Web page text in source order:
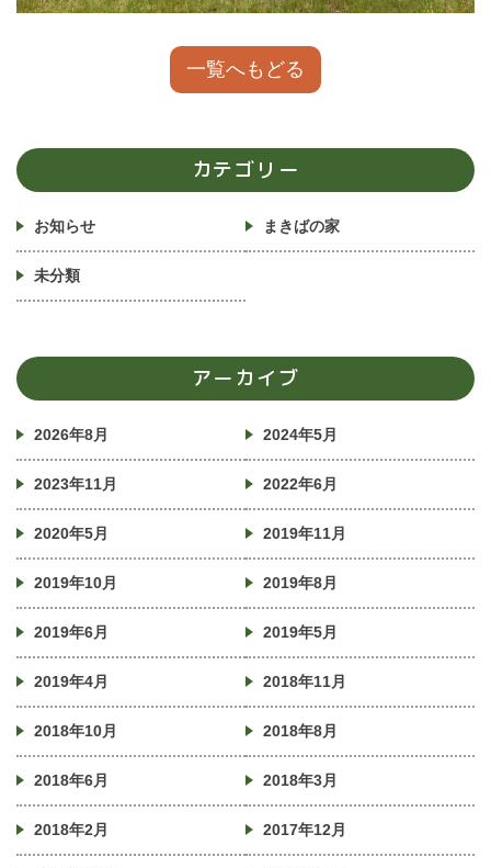
一覧へもどる
カテゴリー
お知らせ まきばの家
未分類
アーカイブ
2026年8月 2024年5月
2023年11月 2022年6月
2020年5月 2019年11月
2019年10月 2019年8月
2019年6月 2019年5月
2019年4月 2018年11月
2018年10月 2018年8月
2018年6月 2018年3月
2018年2月 2017年12月